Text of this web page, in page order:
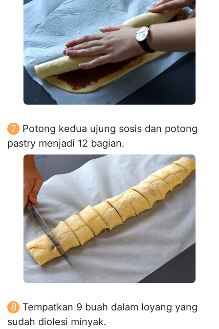
Potong kedua ujung sosis dan potong
pastry menjadi 12 bagian.
Tempatkan 9 buah dalam loyang yang
sudah diolesi minyak.